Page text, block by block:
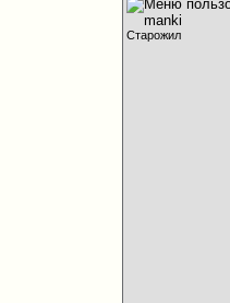
Старожил